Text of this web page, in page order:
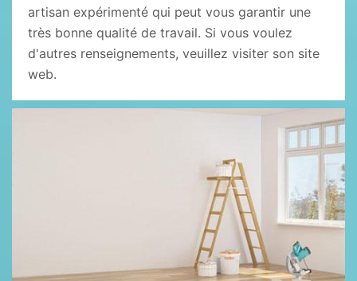
artisan expérimenté qui peut vous garantir une
très bonne qualité de travail. Si vous voulez
d'autres renseignements, veuillez visiter son site
web.